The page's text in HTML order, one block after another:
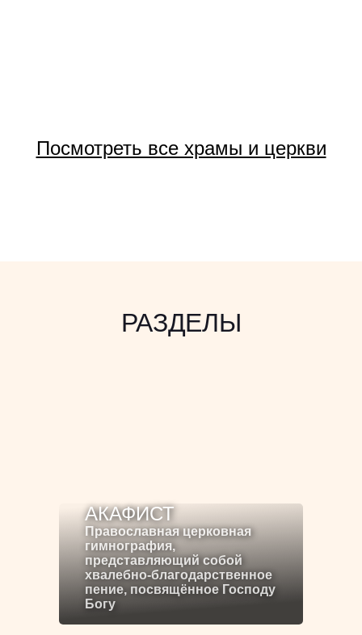
Посмотреть все храмы и церкви
РАЗДЕЛЫ
АКАФИСТ
Православная церковная
гимнография,
представляющий собой
хвалебно-благодарственное
пение, посвящённое Господу
Богу